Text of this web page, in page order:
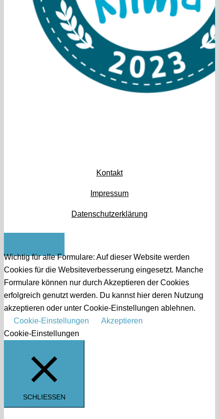
Kontakt
Impressum
Datenschutzerklärung
Wichtig für alle Formulare: Auf dieser Website werden
Cookies für die Websiteverbesserung eingesetzt. Manche
Formulare können nur durch Akzeptieren der Cookies
erfolgreich genutzt werden. Du kannst hier deren Nutzung
akzeptieren oder unter Cookie-Einstellungen ablehnen.
Cookie-Einstellungen
Akzeptieren
Cookie-Einstellungen
SCHLIESSEN